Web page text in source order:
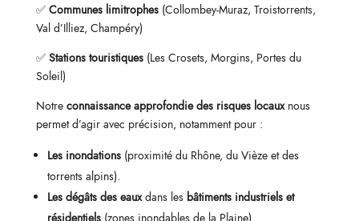
✅ Communes limitrophes(Collombey-Muraz, Troistorrents,
Val d’Illiez, Champéry)
✅ Stations touristiques(Les Crosets, Morgins, Portes du
Soleil)
Notre connaissance approfondie des risques locauxnous
permet d’agir avec précision, notamment pour :
Les inondations(proximité du Rhône, du Vièze et des
torrents alpins).
Les dégâts des eauxdans les bâtiments industriels et
résidentiels(zones inondables de la Plaine).